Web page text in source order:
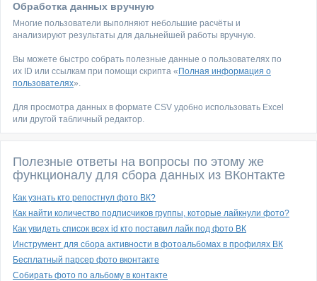
Обработка данных вручную
Многие пользователи выполняют небольшие расчёты и
анализируют результаты для дальнейшей работы вручную.
Вы можете быстро собрать полезные данные о пользователях по
их ID или ссылкам при помощи скрипта « Полная информация о
пользователях».
Для просмотра данных в формате CSV удобно использовать Excel
или другой табличный редактор.
Полезные ответы на вопросы по этому же
функционалу для сбора данных из ВКонтакте
Как узнать кто репостнул фото ВК?
Как найти количество подписчиков группы, которые лайкнули фото?
Как увидеть список всех id кто поставил лайк под фото ВК
Инструмент для сбора активности в фотоальбомах в профилях ВК
Бесплатный парсер фото вконтакте
Собирать фото по альбому в контакте